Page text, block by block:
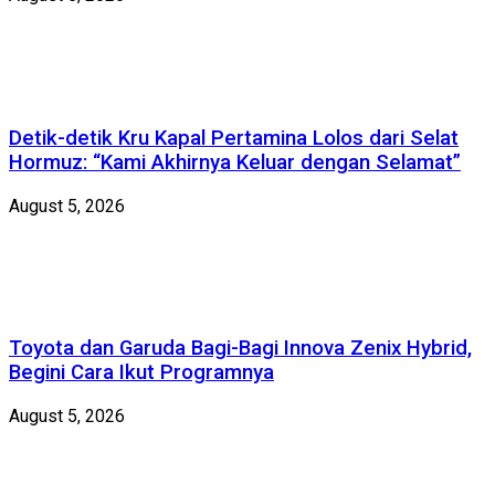
Detik-detik Kru Kapal Pertamina Lolos dari Selat
Hormuz: “Kami Akhirnya Keluar dengan Selamat”
August 5, 2026
Toyota dan Garuda Bagi-Bagi Innova Zenix Hybrid,
Begini Cara Ikut Programnya
August 5, 2026